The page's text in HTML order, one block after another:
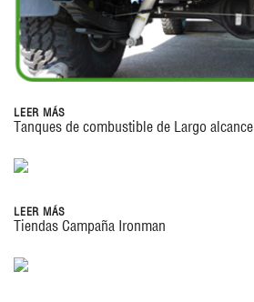
LEER MÁS
Tanques de combustible de Largo alcance
LEER MÁS
Tiendas Campaña Ironman